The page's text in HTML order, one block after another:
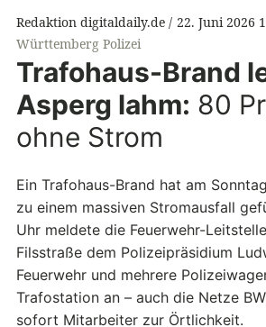
Redaktion digitaldaily.de 22. Juni 2026
Württemberg Polizei
Trafohaus-Brand
Asperg lahm: 80
ohne Strom
Ein Trafohaus-Brand hat am
zu einem massiven Stromausfall
Uhr meldete die Feuerwehr-
Filsstraße dem Polizeipräsidium
Feuerwehr und mehrere
Trafostation an – auch die Netze
sofort Mitarbeiter zur Örtlichkeit.